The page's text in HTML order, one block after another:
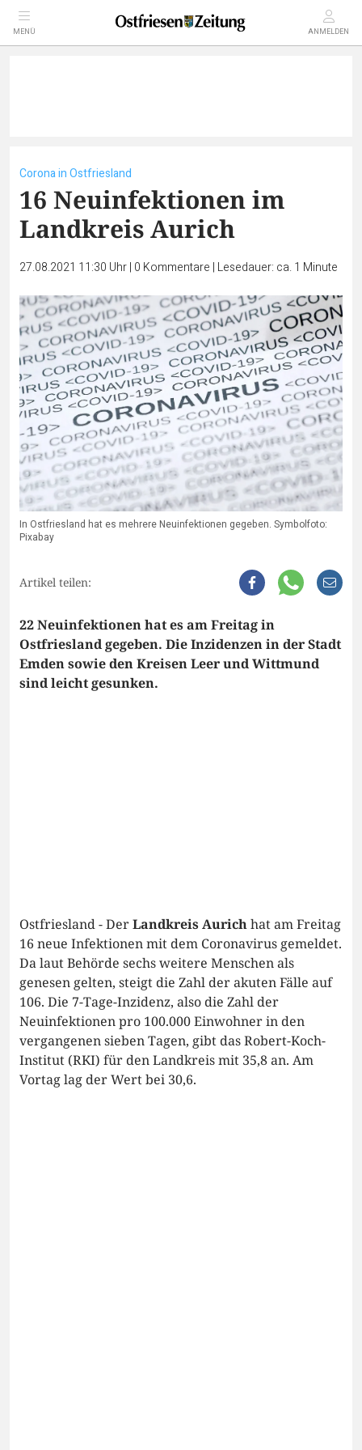
MENÜ ANMELDEN
Corona in Ostfriesland
16 Neuinfektionen im
Landkreis Aurich
27.08.2021 11:30 Uhr| 0 Kommentare | Lesedauer: ca. 1 Minute
In Ostfriesland hat es mehrere Neuinfektionen gegeben. Symbolfoto:
Pixabay
Artikel teilen:
22 Neuinfektionen hat es am Freitag in
Ostfriesland gegeben. Die Inzidenzen in der Stadt
Emden sowie den Kreisen Leer und Wittmund
sind leicht gesunken.
Ostfriesland - DerLandkreis Aurichhat am Freitag
16 neue Infektionen mit dem Coronavirus gemeldet.
Da laut Behörde sechs weitere Menschen als
genesen gelten, steigt die Zahl der akuten Fälle auf
106. Die 7-Tage-Inzidenz, also die Zahl der
Neuinfektionen pro 100.000 Einwohner in den
vergangenen sieben Tagen, gibt das Robert-Koch-
Institut (RKI) für den Landkreis mit 35,8 an. Am
Vortag lag der Wert bei 30,6.